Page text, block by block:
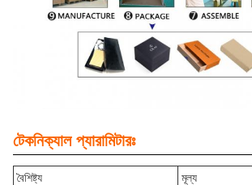
টেকনিক্যাল প্যারামিটারঃ
বৈশিষ্ট্য
মূল্য